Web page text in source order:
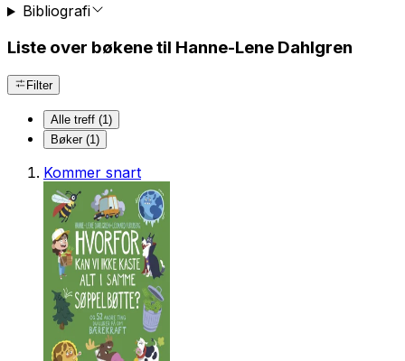
Bibliografi
Liste over bøkene til Hanne-Lene Dahlgren
Filter
Alle treff (1)
Bøker (1)
Kommer snart